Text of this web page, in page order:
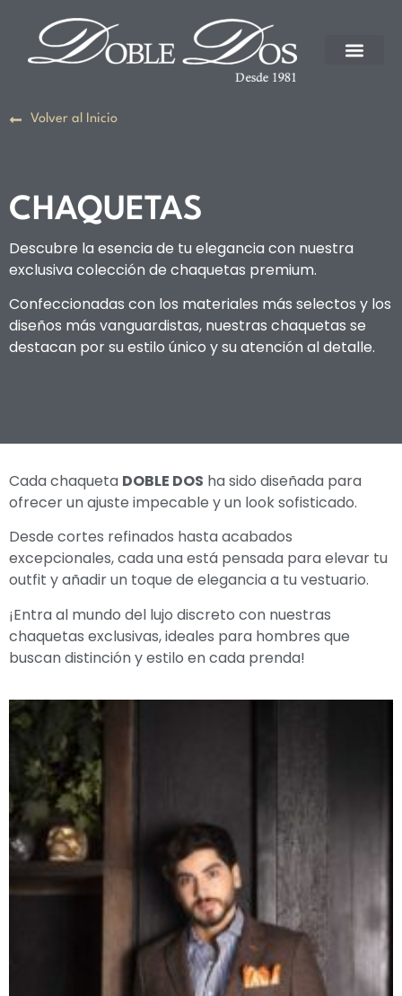
Volver al Inicio
CHAQUETAS
Descubre la esencia de tu elegancia con nuestra
exclusiva colección de chaquetas premium.
Confeccionadas con los materiales más selectos y los
diseños más vanguardistas, nuestras chaquetas se
destacan por su estilo único y su atención al detalle.
Cada chaqueta DOBLE DOS ha sido diseñada para
ofrecer un ajuste impecable y un look sofisticado.
Desde cortes refinados hasta acabados
excepcionales, cada una está pensada para elevar tu
outfit y añadir un toque de elegancia a tu vestuario.
¡Entra al mundo del lujo discreto con nuestras
chaquetas exclusivas, ideales para hombres que
buscan distinción y estilo en cada prenda!